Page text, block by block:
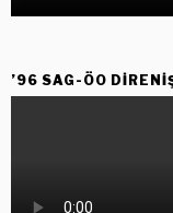
’96 SAG-ÖO